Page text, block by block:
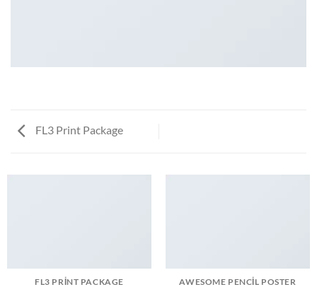
FL3 Print Package
FL3 PRINT PACKAGE AWESOME PENCIL POSTER